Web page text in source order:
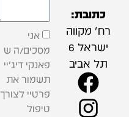
כתובת:
רח' מקווה
ישראל 6
תל אביב
אני
מסכים/ה ש
פאנקי דיג'יי
תשמור את
פרטיי לצורך
טיפול